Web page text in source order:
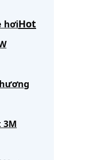
hơi
3M